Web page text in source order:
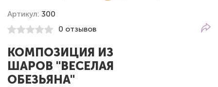
Артикул: 300
0 отзывов
КОМПОЗИЦИЯ ИЗ
ШАРОВ "ВЕСЕЛАЯ
ОБЕЗЬЯНА"